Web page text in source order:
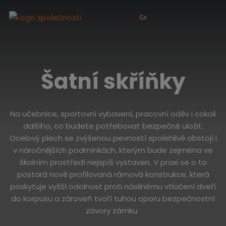
Cz
Šatní skříňky
Na učebnice, sportovní vybavení, pracovní oděv i cokoli
dalšího, co budete potřebovat bezpečně uložit.
Ocelový plech se zvýšenou pevností spolehlivě obstojí i
v náročnějších podmínkách, kterým bude zejména ve
školním prostředí nejspíš vystaven. V praxi se o to
postará nově profilovaná rámová konstrukce, která
poskytuje vyšší odolnost proti násilnému vtlačení dveří
do korpusu a zároveň tvoří tuhou oporu bezpečnostní
závory zámku.